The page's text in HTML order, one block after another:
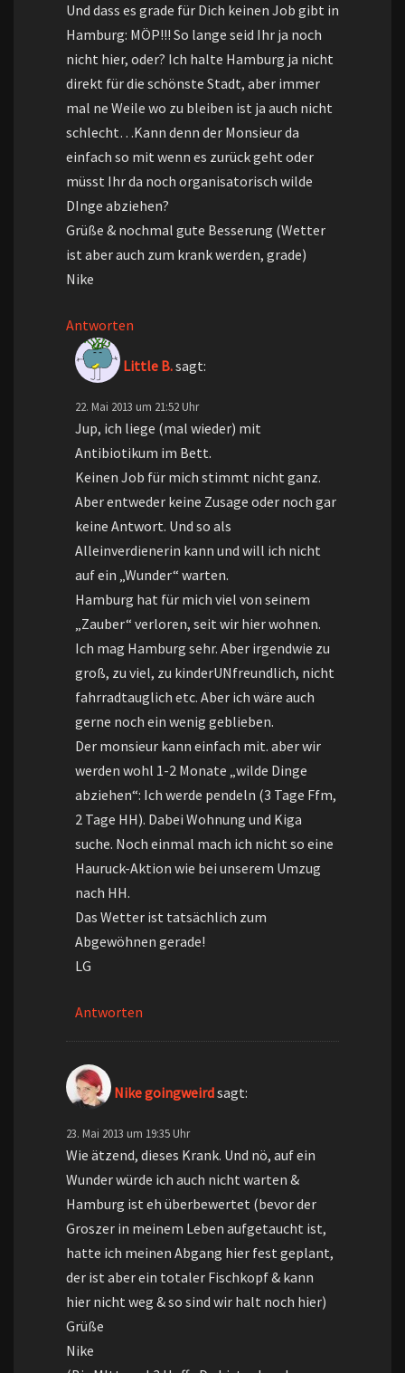
Und dass es grade für Dich keinen Job gibt in
Hamburg: MÖP!!! So lange seid Ihr ja noch
nicht hier, oder? Ich halte Hamburg ja nicht
direkt für die schönste Stadt, aber immer
mal ne Weile wo zu bleiben ist ja auch nicht
schlecht…Kann denn der Monsieur da
einfach so mit wenn es zurück geht oder
müsst Ihr da noch organisatorisch wilde
DInge abziehen?
Grüße & nochmal gute Besserung (Wetter
ist aber auch zum krank werden, grade)
Nike
Antworten
Little B.sagt:
22. Mai 2013 um 21:52 Uhr
Jup, ich liege (mal wieder) mit
Antibiotikum im Bett.
Keinen Job für mich stimmt nicht ganz.
Aber entweder keine Zusage oder noch gar
keine Antwort. Und so als
Alleinverdienerin kann und will ich nicht
auf ein „Wunder“ warten.
Hamburg hat für mich viel von seinem
„Zauber“ verloren, seit wir hier wohnen.
Ich mag Hamburg sehr. Aber irgendwie zu
groß, zu viel, zu kinderUNfreundlich, nicht
fahrradtauglich etc. Aber ich wäre auch
gerne noch ein wenig geblieben.
Der monsieur kann einfach mit. aber wir
werden wohl 1-2 Monate „wilde Dinge
abziehen“: Ich werde pendeln (3 Tage Ffm,
2 Tage HH). Dabei Wohnung und Kiga
suche. Noch einmal mach ich nicht so eine
Hauruck-Aktion wie bei unserem Umzug
nach HH.
Das Wetter ist tatsächlich zum
Abgewöhnen gerade!
LG
Antworten
Nike goingweirdsagt:
23. Mai 2013 um 19:35 Uhr
Wie ätzend, dieses Krank. Und nö, auf ein
Wunder würde ich auch nicht warten &
Hamburg ist eh überbewertet (bevor der
Groszer in meinem Leben aufgetaucht ist,
hatte ich meinen Abgang hier fest geplant,
der ist aber ein totaler Fischkopf & kann
hier nicht weg & so sind wir halt noch hier)
Grüße
Nike